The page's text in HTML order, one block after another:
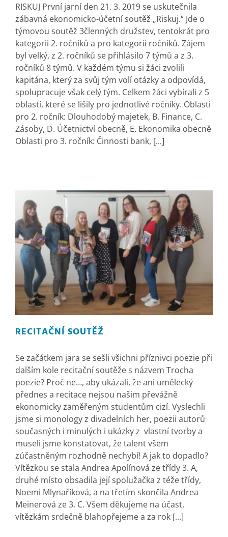
RISKUJ První jarní den 21. 3. 2019 se uskutečnila
zábavná ekonomicko-účetní soutěž „Riskuj.“ Jde o
týmovou soutěž 3členných družstev, tentokrát pro
kategorii 2. ročníků a pro kategorii ročníků. Zájem
byl velký, z 2. ročníků se přihlásilo 7 týmů a z 3.
ročníků 8 týmů. V každém týmu si žáci zvolili
kapitána, který za svůj tým volí otázky a odpovídá,
spolupracuje však celý tým. Celkem žáci vybírali z 5
oblastí, které se lišily pro jednotlivé ročníky. Oblasti
pro 2. ročník: Dlouhodobý majetek, B. Finance, C.
Zásoby, D. Účetnictví obecně, E. Ekonomika obecně
Oblasti pro 3. ročník: Činnosti bank, [...]
RECITAČNÍ SOUTĚŽ
Se začátkem jara se sešli všichni příznivci poezie při
dalším kole recitační soutěže s názvem Trocha
poezie? Proč ne…, aby ukázali, že ani umělecký
přednes a recitace nejsou našim převážně
ekonomicky zaměřeným studentům cizí. Vyslechli
jsme si monology z divadelních her, poezii autorů
současných i minulých i ukázky z vlastní tvorby a
museli jsme konstatovat, že talent všem
zúčastněným rozhodně nechybí! A jak to dopadlo?
Vítězkou se stala Andrea Apolínová ze třídy 3. A,
druhé místo obsadila její spolužačka z téže třídy,
Noemi Mlynaříková, a na třetím skončila Andrea
Meinerová ze 3. C. Všem děkujeme na účast,
vítězkám srdečně blahopřejeme a za rok [...]